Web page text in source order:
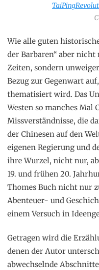
Wie alle guten
der Barbaren“ aber
Zeiten, sondern
Bezug zur Gegenwart
thematisiert wird. Das
Westen so manches Mal
Missverständnisse, die
der Chinesen auf den
eigenen Regierung und
ihre Wurzel, nicht nur,
19. und frühen 20.
Thomes Buch nicht nur
Abenteuer- und
einem Versuch in
Getragen wird die
denen der Autor
abwechselnde